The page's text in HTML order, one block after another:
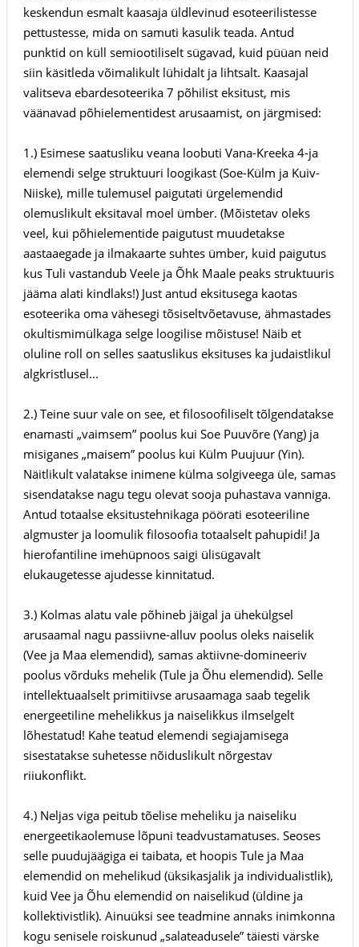
keskendun esmalt kaasaja üldlevinud esoteerilistesse
pettustesse, mida on samuti kasulik teada. Antud
punktid on küll semiootiliselt sügavad, kuid püüan neid
siin käsitleda võimalikult lühidalt ja lihtsalt. Kaasajal
valitseva ebardesoteerika 7 põhilist eksitust, mis
väänavad põhielementidest arusaamist, on järgmised:
1.) Esimese saatusliku veana loobuti Vana-Kreeka 4-ja
elemendi selge struktuuri loogikast (Soe-Külm ja Kuiv-
Niiske), mille tulemusel paigutati ürgelemendid
olemuslikult eksitaval moel ümber. (Mõistetav oleks
veel, kui põhielementide paigutust muudetakse
aastaaegade ja ilmakaarte suhtes ümber, kuid paigutus
kus Tuli vastandub Veele ja Õhk Maale peaks struktuuris
jääma alati kindlaks!) Just antud eksitusega kaotas
esoteerika oma vähesegi tõsiseltvõetavuse, ähmastades
okultismimülkaga selge loogilise mõistuse! Näib et
oluline roll on selles saatuslikus eksituses ka judaistlikul
algkristlusel...
2.) Teine suur vale on see, et filosoofiliselt tõlgendatakse
enamasti „vaimsem” poolus kui Soe Puuvõre (Yang) ja
misiganes „maisem” poolus kui Külm Puujuur (Yin).
Näitlikult valatakse inimene külma solgiveega üle, samas
sisendatakse nagu tegu olevat sooja puhastava vanniga.
Antud totaalse eksitustehnikaga pöörati esoteeriline
algmuster ja loomulik filosoofia totaalselt pahupidi! Ja
hierofantiline imehüpnoos saigi ülisügavalt
elukaugetesse ajudesse kinnitatud.
3.) Kolmas alatu vale põhineb jäigal ja ühekülgsel
arusaamal nagu passiivne-alluv poolus oleks naiselik
(Vee ja Maa elemendid), samas aktiivne-domineeriv
poolus võrduks mehelik (Tule ja Õhu elemendid). Selle
intellektuaalselt primitiivse arusaamaga saab tegelik
energeetiline mehelikkus ja naiselikkus ilmselgelt
lõhestatud! Kahe teatud elemendi segiajamisega
sisestatakse suhetesse nõiduslikult nõrgestav
riiukonflikt.
4.) Neljas viga peitub tõelise meheliku ja naiseliku
energeetikaolemuse lõpuni teadvustamatuses. Seoses
selle puudujäägiga ei taibata, et hoopis Tule ja Maa
elemendid on mehelikud (üksikasjalik ja individualistlik),
kuid Vee ja Õhu elemendid on naiselikud (üldine ja
kollektivistlik). Ainuüksi see teadmine annaks inimkonna
kogu senisele roiskunud „salateadusele” täiesti värske